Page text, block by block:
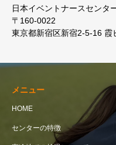
日本イベントナースセンタ
〒160-0022
東京都新宿区新宿2-5-16 霞
メニュー
HOME
センターの特徴